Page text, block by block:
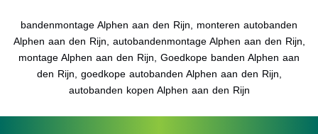
bandenmontage Alphen aan den Rijn, monteren autobanden
Alphen aan den Rijn, autobandenmontage Alphen aan den Rijn,
montage Alphen aan den Rijn, Goedkope banden Alphen aan
den Rijn, goedkope autobanden Alphen aan den Rijn,
autobanden kopen Alphen aan den Rijn